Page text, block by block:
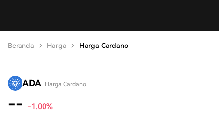
Beranda Harga Harga Cardano
ADA Harga Cardano
-- -1.00%